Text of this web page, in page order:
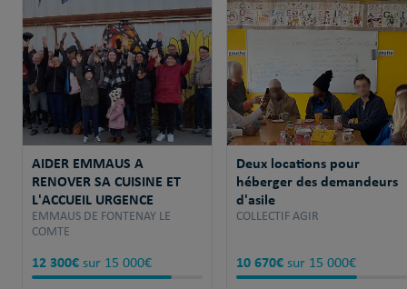
AIDER EMMAUS A
RENOVER SA CUISINE ET
L'ACCUEIL URGENCE
EMMAUS DE FONTENAY LE
COMTE
12 300€sur 15 000€
Deux locations pour
héberger des demandeurs
d'asile
COLLECTIF AGIR
10 670€sur 15 000€